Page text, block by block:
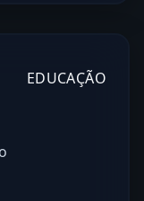
EDUCAÇÃO